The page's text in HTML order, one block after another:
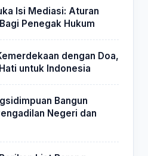
Isi Mediasi: Aturan
Penegak Hukum
dengan Doa,
untuk Indonesia
Bangun
Negeri dan